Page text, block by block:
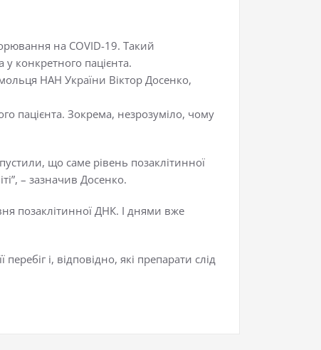
на COVID-19. Такий
конкретного пацієнта.
НАН України Віктор Досенко,
пацієнта. Зокрема, незрозуміло, чому
що саме рівень позаклітинної
– зазначив Досенко.
позаклітинної ДНК. І днями вже
і, відповідно, які препарати слід